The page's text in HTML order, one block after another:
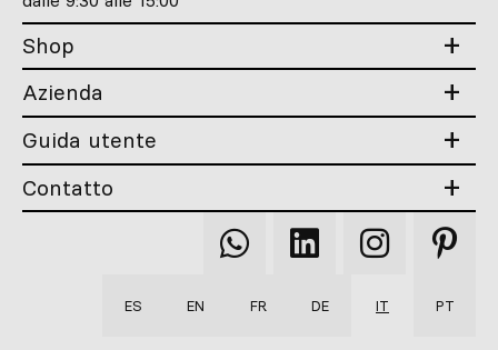
Shop
Azienda
Guida utente
Contatto
Qooqer
WhatsApp
Qooqer
Linkedin
Qooqer
Instagram
Qooqer
ES EN FR DE IT PT